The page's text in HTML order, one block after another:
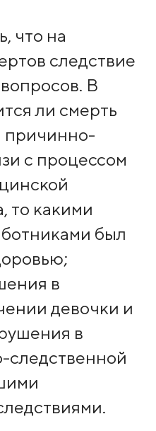
что на
следствие
В
ли смерть
причинно-
с процессом
то какими
был
в
девочки и
в